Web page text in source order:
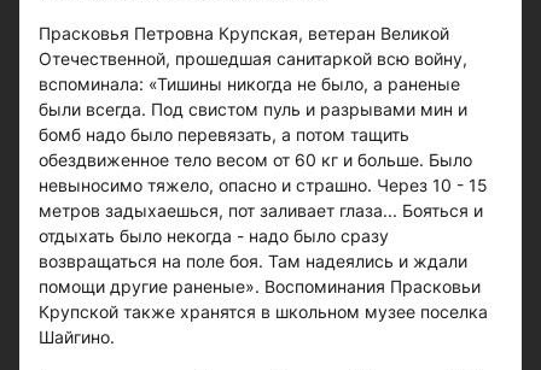
Прасковья Петровна Крупская, ветеран Великой
Отечественной, прошедшая санитаркой всю войну,
вспоминала: «Тишины никогда не было, а раненые
были всегда. Под свистом пуль и разрывами мин и
бомб надо было перевязать, а потом тащить
обездвиженное тело весом от 60 кг и больше. Было
невыносимо тяжело, опасно и страшно. Через 10 - 15
метров задыхаешься, пот заливает глаза... Бояться и
отдыхать было некогда - надо было сразу
возвращаться на поле боя. Там надеялись и ждали
помощи другие раненые». Воспоминания Прасковьи
Крупской также хранятся в школьном музее поселка
Шайгино.